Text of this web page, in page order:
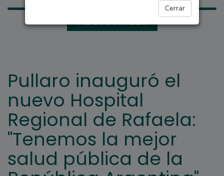
Cerrar
REGIONALES
Pullaro inauguró el
nuevo Hospital
Regional de Rafaela:
"Tenemos la mejor
salud pública de la